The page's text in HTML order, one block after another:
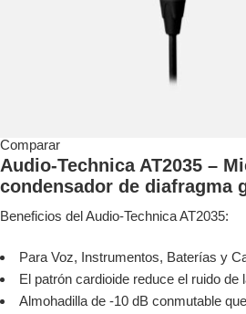
Comparar
Audio-Technica AT2035 –
condensador de diafragma
Beneficios del Audio-Technica AT2035:
Para Voz, Instrumentos, Baterías y
El patrón cardioide reduce el ruido de
Almohadilla de -10 dB conmutable